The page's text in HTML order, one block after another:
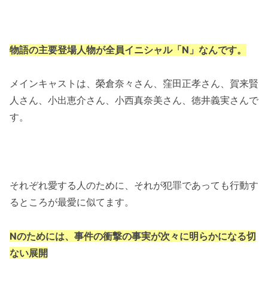
物語の主要登場人物が全員イニシャル「N」なんです。
メインキャストは、榮倉奈々さん、窪田正孝さん、賀来賢
人さん、小出恵介さん、小西真奈美さん、徳井義実さんで
す。
それぞれ愛する人のために、それが犯罪であっても行動す
るところが最愛に似てます。
Nのためには、事件の衝撃の事実が次々に明らかになる切
ない展開